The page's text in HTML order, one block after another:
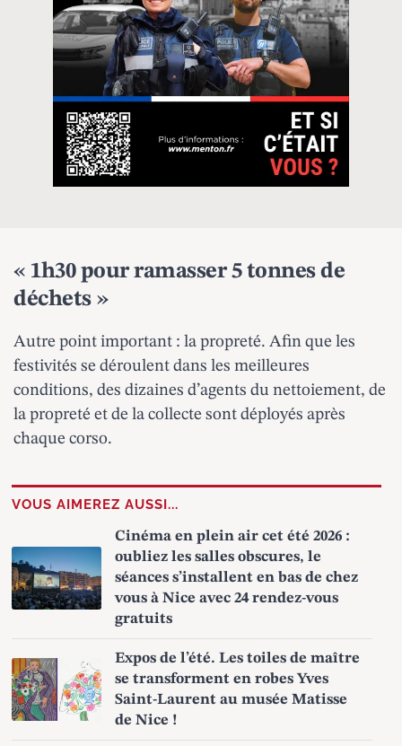
« 1h30 pour ramasser 5 tonnes de
déchets »
Autre point important : la propreté. Afin que les
festivités se déroulent dans les meilleures
conditions, des dizaines d’agents du nettoiement, de
la propreté et de la collecte sont déployés après
chaque corso.
VOUS AIMEREZ AUSSI...
Cinéma en plein air cet été 2026 :
oubliez les salles obscures, le
séances s’installent en bas de chez
vous à Nice avec 24 rendez-vous
gratuits
Expos de l’été. Les toiles de maître
se transforment en robes Yves
Saint-Laurent au musée Matisse
de Nice !